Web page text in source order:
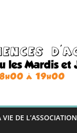
VIE DE L’ASSOCIATION